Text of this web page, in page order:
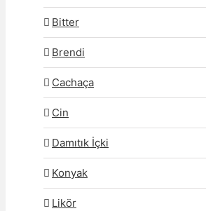
Bitter
Brendi
Cachaça
Cin
Damıtık İçki
Konyak
Likör